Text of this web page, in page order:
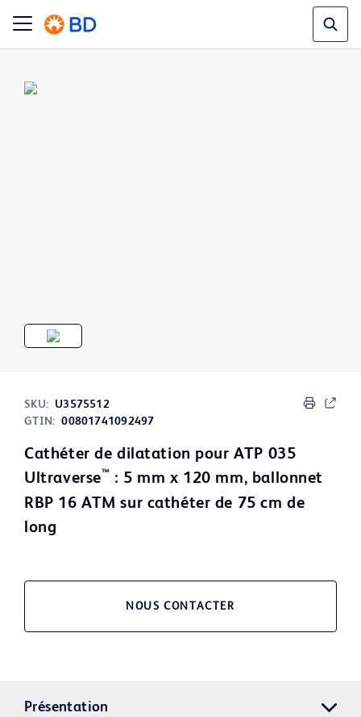
SKU:
U3575512
GTIN: 00801741092497
Cathéter de dilatation pour ATP 035
Ultraverse™ : 5 mm x 120 mm, ballonnet
RBP 16 ATM sur cathéter de 75 cm de
long
NOUS CONTACTER
Présentation